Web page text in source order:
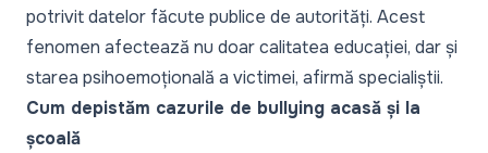
potrivit datelor făcute publice de autorități. Acest
fenomen afectează nu doar calitatea educației, dar și
starea psihoemoțională a victimei, afirmă specialiștii.
Cum depistăm cazurile de bullying acasă și la
școală